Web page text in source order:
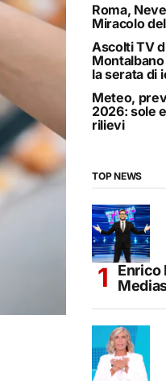
Roma,
Miracolo
Ascolti TV
la serata di
Meteo,
2026: sole
rilievi
TOP NEWS
Enrico